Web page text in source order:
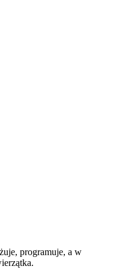
programuje, a w